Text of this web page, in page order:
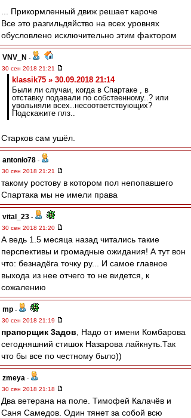
... Прикормленный движ решает кароче
Все это разгильдяйство на всех уровнях
обусловлено исключительно этим фактором
VNV_N -
30 сен 2018 21:21
klassik75 » 30.09.2018 21:14
Были ли случаи, когда в Спартаке , в
отставку подавали по собственному..? или
увольняли всех..несоответствующих?
Подскажите плз..
Старков сам ушёл.
antonio78 -
30 сен 2018 21:21
такому ростову в котором пол непопавшего
Спартака мы не имели права
vital_23 -
30 сен 2018 21:20
А ведь 1.5 месяца назад читались такие
перспективы и громадные ожидания! А тут вон
что: безнадёга точку ру... И самое главное
выхода из нее отчего то не видется, к
сожалению
mp -
30 сен 2018 21:19
прапорщик 3адoв , Надо от имени Комбарова
сегодняшний стишок Назарова лайкнуть.Так
что бы все по честному было))
zmeya -
30 сен 2018 21:18
Два ветерана на поле. Тимофей Калачёв и
Саня Самедов. Один тянет за собой всю